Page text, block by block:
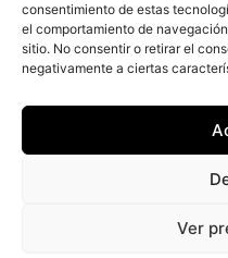
consentimiento de estas
el comportamiento de
sitio. No consentir o retirar el
negativamente a ciertas
Ver